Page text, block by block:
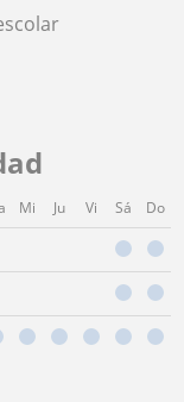
Mi Ju Vi Sá Do